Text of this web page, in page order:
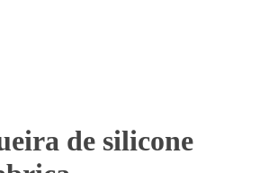
aos produtos de embalagens
de silicone